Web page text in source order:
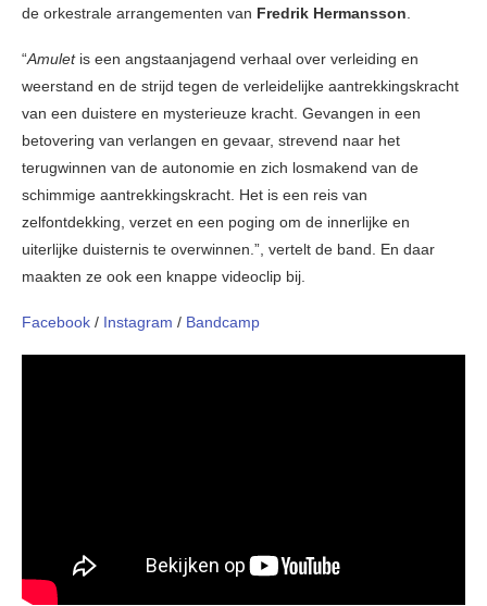
de orkestrale arrangementen van Fredrik Hermansson.
“Amuletis een angstaanjagend verhaal over verleiding en
weerstand en de strijd tegen de verleidelijke aantrekkingskracht
van een duistere en mysterieuze kracht. Gevangen in een
betovering van verlangen en gevaar, strevend naar het
terugwinnen van de autonomie en zich losmakend van de
schimmige aantrekkingskracht. Het is een reis van
zelfontdekking, verzet en een poging om de innerlijke en
uiterlijke duisternis te overwinnen.”, vertelt de band. En daar
maakten ze ook een knappe videoclip bij.
Facebook / Instagram / Bandcamp